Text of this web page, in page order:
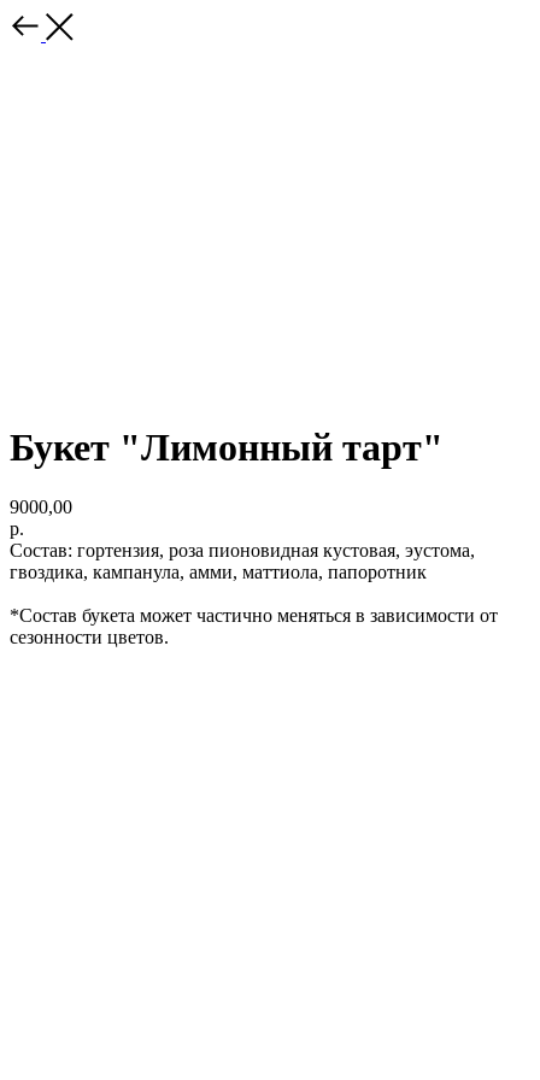
Букет "Лимонный тарт"
9000,00
р.
Состав: гортензия, роза пионовидная кустовая, эустома,
гвоздика, кампанула, амми, маттиола, папоротник
*Cостав букета может частично меняться в зависимости от
сезонности цветов.